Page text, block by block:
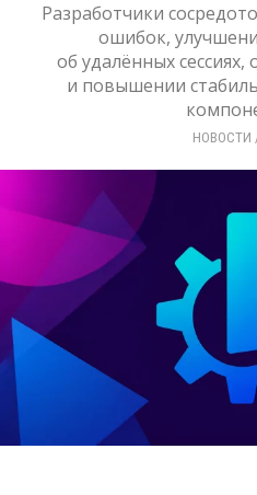
Разработчики
ошибок,
об удалённых
и повышении
НОВОСТИ